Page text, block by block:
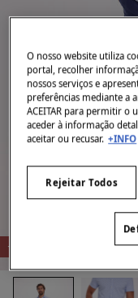
-87%
O nosso website utiliza
portal, recolher
nossos serviços e
preferências mediante a
ACEITAR para permitir o
aceder à informação
aceitar ou recusar. +INFO
Rejeitar Todos